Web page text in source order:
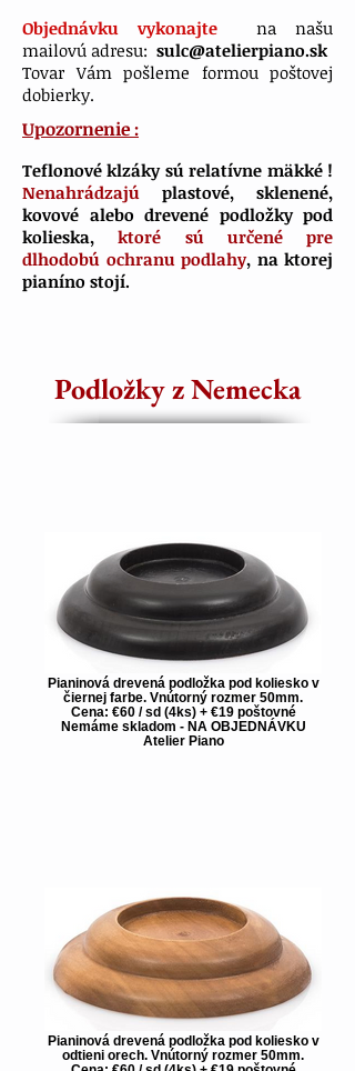
Objednávku vykonajte
na našu
mailovú adresu: sulc@atelierpiano.sk
Tovar Vám pošleme formou poštovej
dobierky.
Upozornenie :
Teflonové klzáky sú relatívne mäkké !
Nenahrádzajú plastové, sklenené,
kovové alebo drevené podložky pod
kolieska,ktoré sú určené pre
dlhodobú ochranu podlahy, na ktorej
pianíno stojí.
Podložky z Nemecka
Pianinová drevená podložka pod koliesko v
čiernej farbe. Vnútorný rozmer 50mm.
Cena: €60 / sd (4ks) + €19 poštovné
Nemáme skladom - NA OBJEDNÁVKU
Atelier Piano
Pianinová drevená podložka pod koliesko v
odtieni orech. Vnútorný rozmer 50mm.